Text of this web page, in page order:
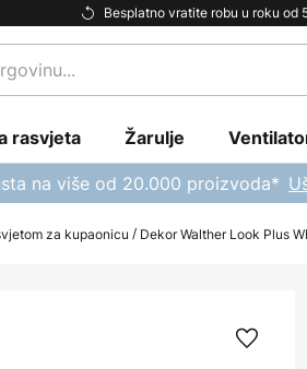
Besplatno vratite robu u roku od
rasvjeta Žarulje
na više od 20.000 proizvoda*
za kupaonicu Dekor Walther Look Plus